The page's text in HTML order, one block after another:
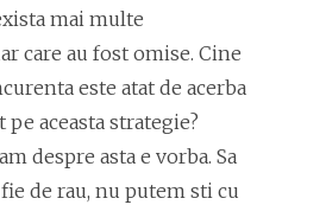
mai multe
care au fost omise. Cine
este atat de acerba
aceasta strategie?
despre asta e vorba. Sa
de rau, nu putem sti cu